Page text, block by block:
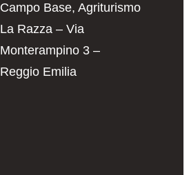
Campo Base, Agriturismo
La Razza – Via
Monterampino 3 –
Reggio Emilia